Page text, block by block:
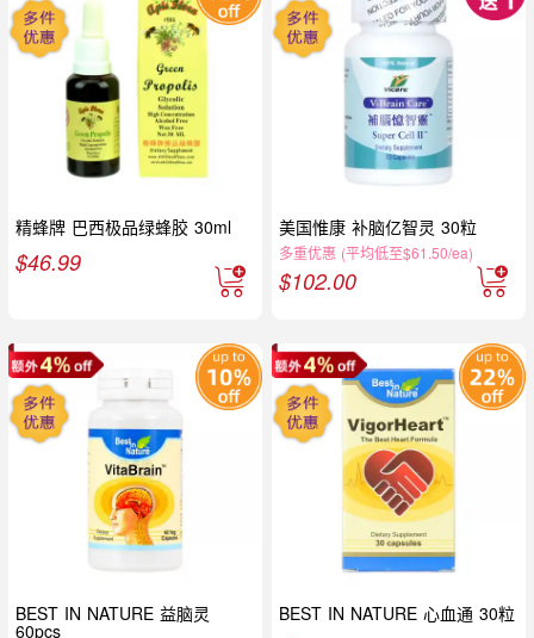
精蜂牌 巴西极品绿蜂胶 30ml
$46.99
美国惟康 补脑亿智灵 30粒
多重优惠 (平均低至$61.50/ea)
$102.00
BEST IN NATURE 益脑灵
60pcs
BEST IN NATURE 心血通 30粒